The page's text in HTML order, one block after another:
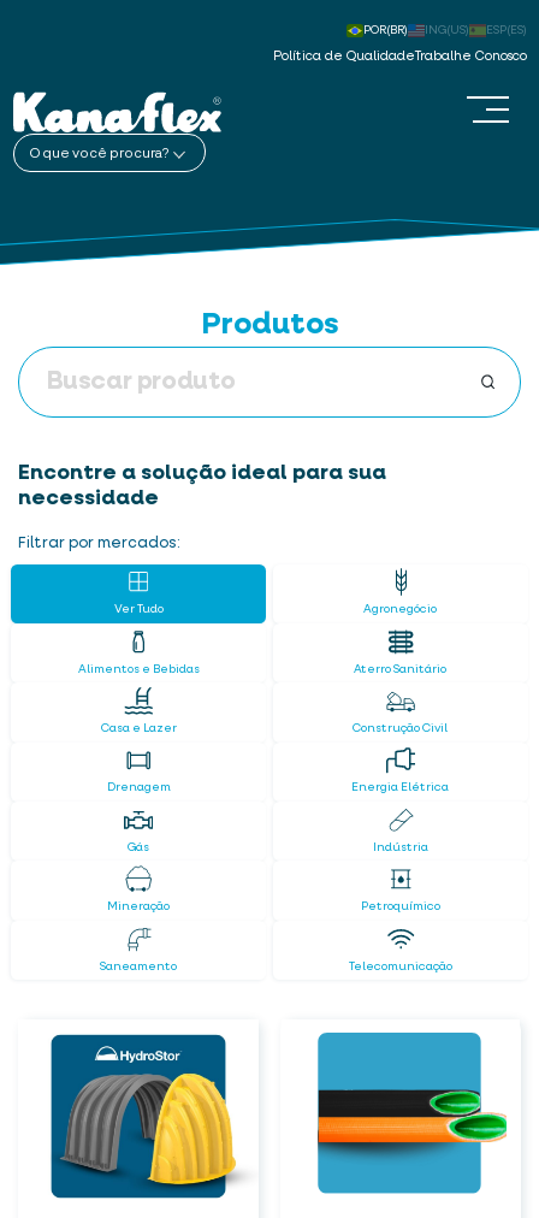
Política de Qualidade Trabalhe Conosco
POR(BR) ING(US) ESP(ES)
O que você procura?
Produtos
Encontre a solução ideal para sua
necessidade
Filtrar por mercados:
Ver Tudo Agronegócio
Alimentos e Bebidas Aterro Sanitário
Casa e Lazer Construção Civil
Drenagem Energia Elétrica
Gás Indústria
Mineração Petroquímico
Saneamento Telecomunicação